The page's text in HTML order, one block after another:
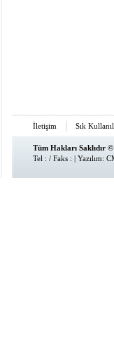
İletişim Sık
Tüm Hakları Saklıdır
Tel : / Faks : | Yazılım: